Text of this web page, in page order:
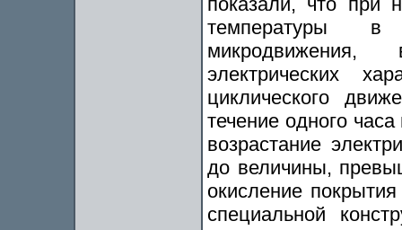
температуры в
электрических
циклического
течение одного
возрастание
до величины,
окисление
специальной